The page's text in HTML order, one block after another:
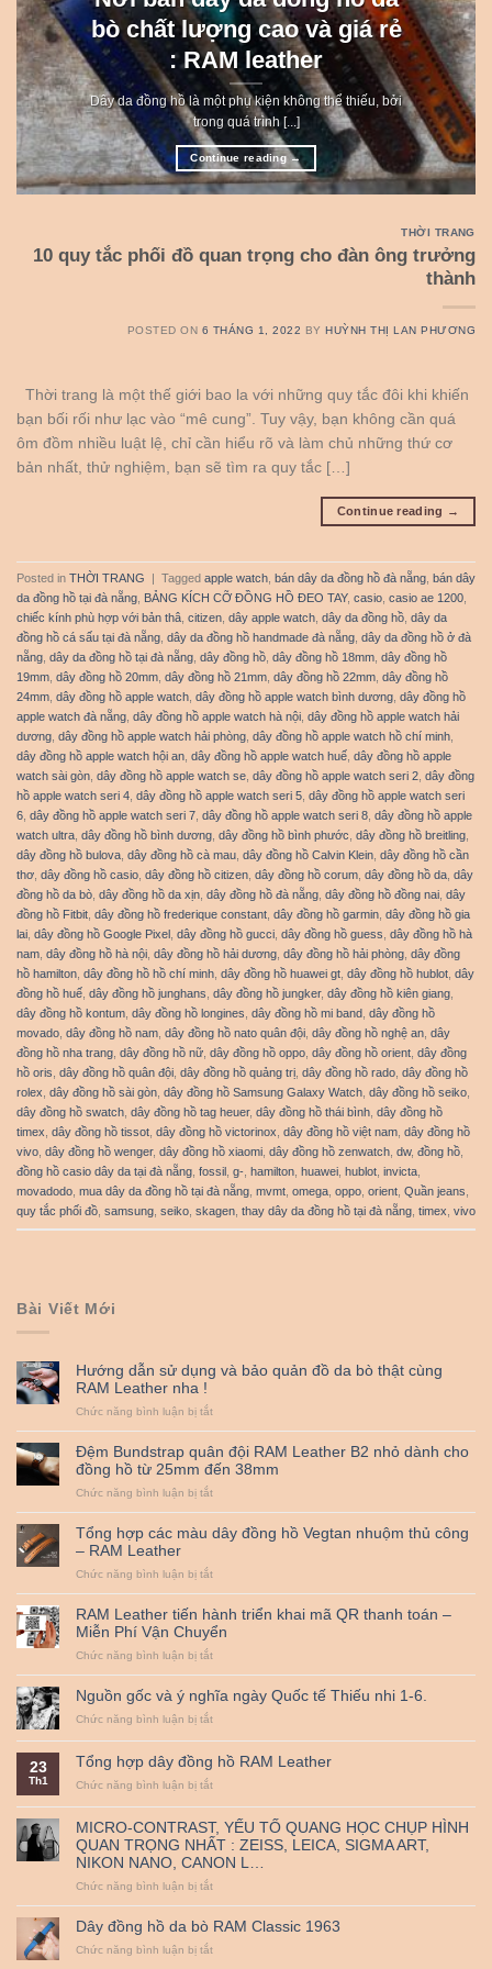
bò chất lượng cao và giá rẻ
: RAM leather
Dây da đồng hồ là một phụ kiện không thể thiếu, bởi
trong quá trình [...]
Continue reading →
THỜI TRANG
10 quy tắc phối đồ quan trọng cho đàn ông trưởng
thành
POSTED ON 6 THÁNG 1, 2022 BYHUỲNH THỊ LAN PHƯƠNG
Thời trang là một thế giới bao la với những quy tắc đôi khi khiến
bạn bối rối như lạc vào “mê cung”. Tuy vậy, bạn không cần quá
ôm đồm nhiều luật lệ, chỉ cần hiểu rõ và làm chủ những thứ cơ
bản nhất, thử nghiệm, bạn sẽ tìm ra quy tắc […]
Continue reading →
Posted in THỜI TRANG Tagged apple watch, bán dây da đồng hồ đà nẵng, bán dây
da đồng hồ tại đà nẵng, BẢNG KÍCH CỠ ĐỒNG HỒ ĐEO TAY, casio, casio ae 1200,
chiếc kính phù hợp với bản thâ, citizen, dây apple watch, dây da đồng hồ, dây da
đồng hồ cá sấu tại đà nẵng, dây da đồng hồ handmade đà nẵng, dây da đồng hồ ở đà
nẵng, dây da đồng hồ tại đà nẵng, dây đồng hồ, dây đồng hồ 18mm, dây đồng hồ
19mm, dây đồng hồ 20mm, dây đồng hồ 21mm, dây đồng hồ 22mm, dây đồng hồ
24mm, dây đồng hồ apple watch, dây đồng hồ apple watch bình dương, dây đồng hồ
apple watch đà nẵng, dây đồng hồ apple watch hà nội, dây đồng hồ apple watch hải
dương, dây đồng hồ apple watch hải phòng, dây đồng hồ apple watch hồ chí minh,
dây đồng hồ apple watch hội an, dây đồng hồ apple watch huế, dây đồng hồ apple
watch sài gòn, dây đồng hồ apple watch se, dây đồng hồ apple watch seri 2, dây đồng
hồ apple watch seri 4, dây đồng hồ apple watch seri 5, dây đồng hồ apple watch seri
6, dây đồng hồ apple watch seri 7, dây đồng hồ apple watch seri 8, dây đồng hồ apple
watch ultra, dây đồng hồ bình dương, dây đồng hồ bình phước, dây đồng hồ breitling,
dây đồng hồ bulova, dây đồng hồ cà mau, dây đồng hồ Calvin Klein, dây đồng hồ cần
thơ, dây đồng hồ casio, dây đồng hồ citizen, dây đồng hồ corum, dây đồng hồ da, dây
đồng hồ da bò, dây đồng hồ da xịn, dây đồng hồ đà nẵng, dây đồng hồ đồng nai, dây
đồng hồ Fitbit, dây đồng hồ frederique constant, dây đồng hồ garmin, dây đồng hồ gia
lai, dây đồng hồ Google Pixel , dây đồng hồ gucci, dây đồng hồ guess, dây đồng hồ hà
nam, dây đồng hồ hà nội, dây đồng hồ hải dương, dây đồng hồ hải phòng, dây đồng
hồ hamilton, dây đồng hồ hồ chí minh, dây đồng hồ huawei gt, dây đồng hồ hublot, dây
đồng hồ huế, dây đồng hồ junghans, dây đồng hồ jungker, dây đồng hồ kiên giang,
dây đồng hồ kontum, dây đồng hồ longines, dây đồng hồ mi band, dây đồng hồ
movado, dây đồng hồ nam, dây đồng hồ nato quân đội, dây đồng hồ nghệ an, dây
đồng hồ nha trang, dây đồng hồ nữ, dây đồng hồ oppo, dây đồng hồ orient, dây đồng
hồ oris, dây đồng hồ quân đội, dây đồng hồ quảng trị, dây đồng hồ rado, dây đồng hồ
rolex, dây đồng hồ sài gòn, dây đồng hồ Samsung Galaxy Watch, dây đồng hồ seiko,
dây đồng hồ swatch, dây đồng hồ tag heuer, dây đồng hồ thái bình, dây đồng hồ
timex, dây đồng hồ tissot, dây đồng hồ victorinox, dây đồng hồ việt nam, dây đồng hồ
vivo, dây đồng hồ wenger, dây đồng hồ xiaomi, dây đồng hồ zenwatch, dw, đồng hồ,
đồng hồ casio dây da tại đà nẵng, fossil , g-, hamilton, huawei, hublot, invicta,
movadodo, mua dây da đồng hồ tại đà nẵng, mvmt, omega, oppo, orient, Quần jeans,
quy tắc phối đồ, samsung, seiko, skagen, thay dây da đồng hồ tại đà nẵng, timex, vivo
Bài Viết Mới
Hướng dẫn sử dụng và bảo quản đồ da bò thật cùng
RAM Leather nha !
Chức năng bình luận bị tắtở
sử
dụng
và
quản
đồ
bò
thật
cùng
RAM
Leather
nha
!
Đệm Bundstrap quân đội RAM Leather B2 nhỏ dành cho
đồng hồ từ 25mm đến 38mm
Chức năng bình luận bị tắtở
Bundstrap
quân
RAM
B2
nhỏ
dành
cho
đồng
hồ
25mm
đến
38mm
Tổng hợp các màu dây đồng hồ Vegtan nhuộm thủ công
– RAM Leather
Chức năng bình luận bị tắtở
các
màu
dây
hồ
Vegtan
nhuộm
công
RAM
RAM Leather tiến hành triển khai mã QR thanh toán –
Miễn Phí Vận Chuyển
Chức năng bình luận bị tắtở
tiến
hành
khai
mã
QR
–
Miễn
Phí
Vận
Nguồn gốc và ý nghĩa ngày Quốc tế Thiếu nhi 1-6.
Chức năng bình luận bị tắtở
và
ý
Quốc
tế
Thiếu
nhi
23
Th1
Tổng hợp dây đồng hồ RAM Leather
Chức năng bình luận bị tắtở
dây
đồng
hồ
RAM
MICRO-CONTRAST, YẾU TỐ QUANG HỌC CHỤP HÌNH
QUAN TRỌNG NHẤT : ZEISS, LEICA, SIGMA ART,
NIKON NANO, CANON L…
Chức năng bình luận bị tắtở
YẾU
TỐ
Dây đồng hồ da bò RAM Classic 1963
Chức năng bình luận bị tắtở